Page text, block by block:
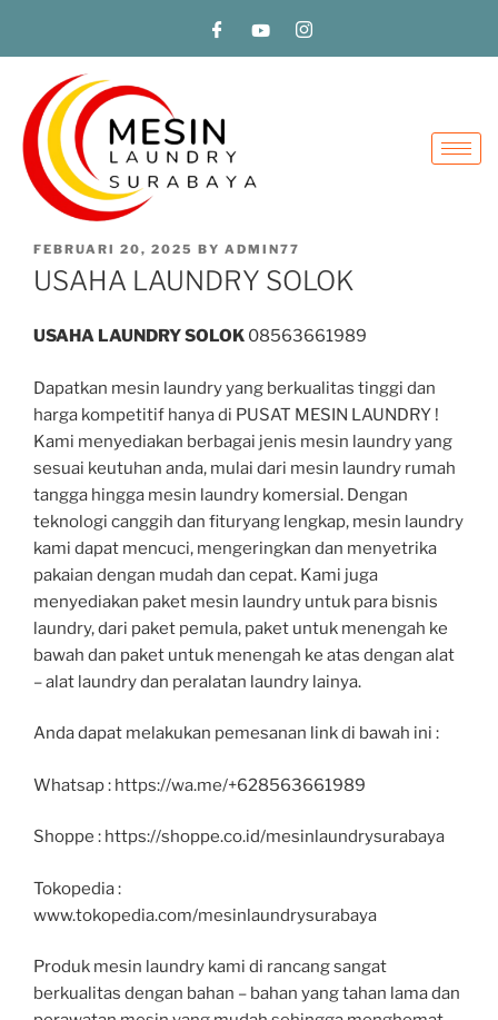
FEBRUARI 20, 2025 BY ADMIN77
USAHA LAUNDRY SOLOK
USAHA LAUNDRY SOLOK 08563661989
Dapatkan mesin laundry yang berkualitas tinggi dan
harga kompetitif hanya di PUSAT MESIN LAUNDRY !
Kami menyediakan berbagai jenis mesin laundry yang
sesuai keutuhan anda, mulai dari mesin laundry rumah
tangga hingga mesin laundry komersial. Dengan
teknologi canggih dan fituryang lengkap, mesin laundry
kami dapat mencuci, mengeringkan dan menyetrika
pakaian dengan mudah dan cepat. Kami juga
menyediakan paket mesin laundry untuk para bisnis
laundry, dari paket pemula, paket untuk menengah ke
bawah dan paket untuk menengah ke atas dengan alat
– alat laundry dan peralatan laundry lainya.
Anda dapat melakukan pemesanan link di bawah ini :
Whatsap : https://wa.me/+628563661989
Shoppe : https://shoppe.co.id/mesinlaundrysurabaya
Tokopedia :
www.tokopedia.com/mesinlaundrysurabaya
Produk mesin laundry kami di rancang sangat
berkualitas dengan bahan – bahan yang tahan lama dan